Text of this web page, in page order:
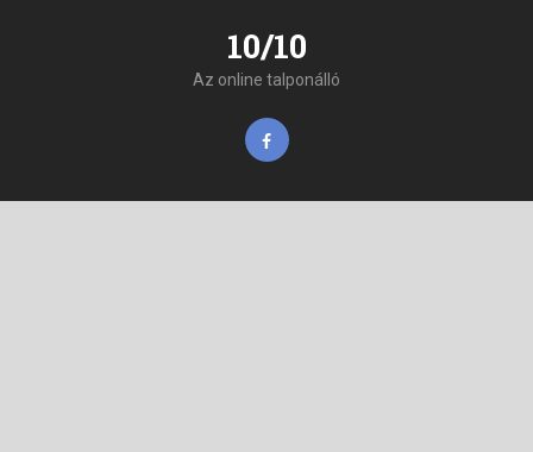
10/10
Az online talponálló